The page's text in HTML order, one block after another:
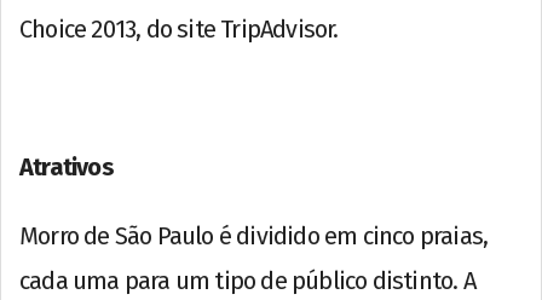
Choice 2013, do site TripAdvisor.
Atrativos
Morro de São Paulo é dividido em cinco praias,
cada uma para um tipo de público distinto. A